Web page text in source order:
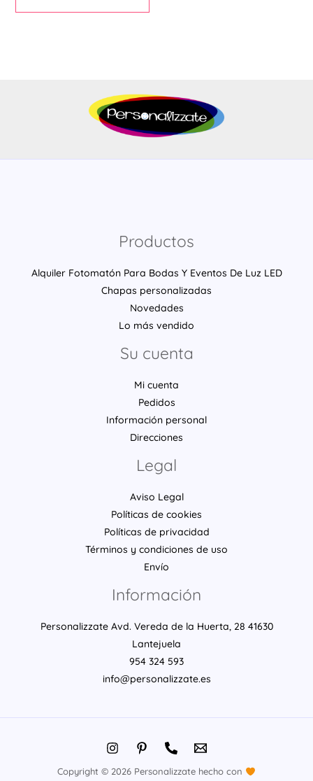
Productos
Alquiler Fotomatón Para Bodas Y Eventos De Luz LED
Chapas personalizadas
Novedades
Lo más vendido
Su cuenta
Mi cuenta
Pedidos
Información personal
Direcciones
Legal
Aviso Legal
Políticas de cookies
Políticas de privacidad
Términos y condiciones de uso
Envío
Información
Personalizzate Avd. Vereda de la Huerta, 28 41630
Lantejuela
954 324 593
info@personalizzate.es
Copyright © 2026 Personalizzate hecho con